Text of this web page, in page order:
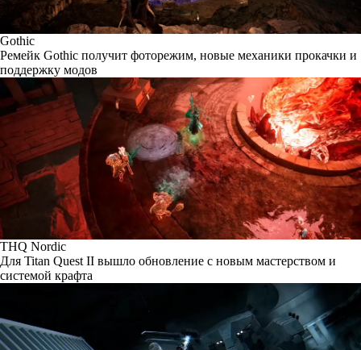
Gothic
Ремейк Gothic получит фоторежим, новые механики прокачки и
поддержку модов
THQ Nordic
Для Titan Quest II вышло обновление с новым мастерством и
системой крафта